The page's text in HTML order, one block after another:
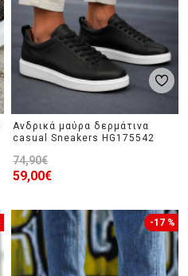
Ανδρικά μαύρα δερμάτινα
casual Sneakers HG175542
59,00€
74,90€
-17 %